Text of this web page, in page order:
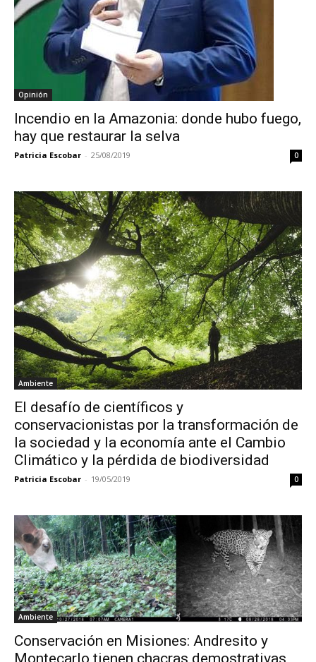
Opinión
Incendio en la Amazonia: donde hubo fuego,
hay que restaurar la selva
Patricia Escobar - 25/08/2019 0
Ambiente
El desafío de científicos y
conservacionistas por la transformación de
la sociedad y la economía ante el Cambio
Climático y la pérdida de biodiversidad
Patricia Escobar - 19/05/2019 0
Ambiente
Conservación en Misiones: Andresito y
Montecarlo tienen chacras demostrativas